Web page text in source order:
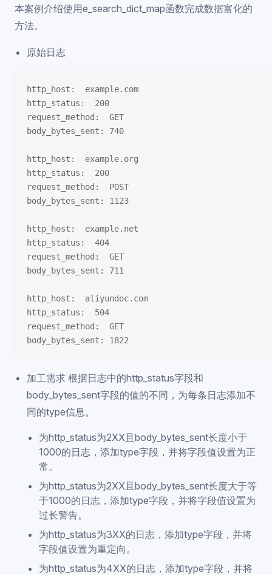
本案例介绍使用e_search_dict_map函数完成数据富化的
方法。
原始日志
http_host:  example.com
http_status:  200
request_method:  GET
body_bytes_sent: 740
http_host:  example.org
http_status:  200
request_method:  POST
body_bytes_sent: 1123
http_host:  example.net
http_status:  404
request_method:  GET
body_bytes_sent: 711
http_host:  aliyundoc.com
http_status:  504
request_method:  GET
body_bytes_sent: 1822
加工需求 根据日志中的http_status字段和
body_bytes_sent字段的值的不同，为每条日志添加不
同的type信息。
为http_status为2XX且body_bytes_sent长度小于
1000的日志，添加type字段，并将字段值设置为正
常。
为http_status为2XX且body_bytes_sent长度大于等
于1000的日志，添加type字段，并将字段值设置为
过长警告。
为http_status为3XX的日志，添加type字段，并将
字段值设置为重定向。
为http_status为4XX的日志，添加type字段，并将